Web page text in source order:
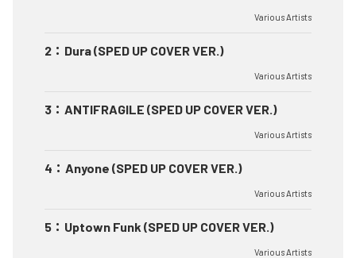
Various Artists
2 ： Dura (SPED UP COVER VER.)
Various Artists
3 ： ANTIFRAGILE (SPED UP COVER VER.)
Various Artists
4 ： Anyone (SPED UP COVER VER.)
Various Artists
5 ： Uptown Funk (SPED UP COVER VER.)
Various Artists